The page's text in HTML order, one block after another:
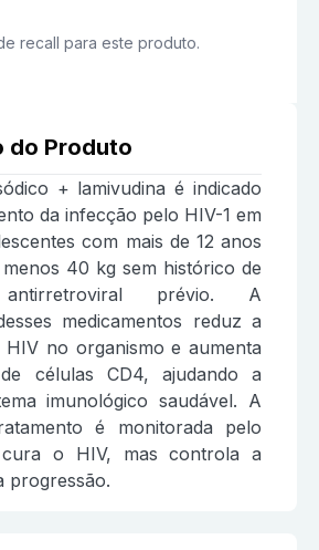
recall para este produto.
do Produto
+ lamivudina é indicado
da infecção pelo HIV-1 em
com mais de 12 anos
40 kg sem histórico de
antirretroviral prévio. A
medicamentos reduz a
HIV no organismo e aumenta
células CD4, ajudando a
imunológico saudável. A
é monitorada pelo
o HIV, mas controla a
progressão.